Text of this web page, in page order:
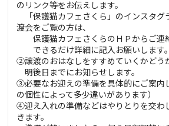
のリンク等をお伝えします。
「保護猫カフェさくら」のインスタグ
渡会をご覧の方は、
保護猫カフェさくらのＨＰからご連
できるだけ詳細に記入お願いします。
②譲渡のおはなしをすすめていくかどう
明後日までにお知らせします。
③必要なお迎えの準備を具体的にご案内
の個性によって多少違いがあります）
④迎え入れの準備などはやりとりを交わ
きます。